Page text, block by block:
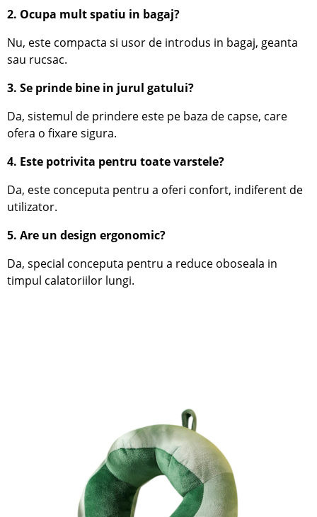
2. Ocupa mult spatiu in bagaj?
Nu, este compacta si usor de introdus in bagaj, geanta
sau rucsac.
3. Se prinde bine in jurul gatului?
Da, sistemul de prindere este pe baza de capse, care
ofera o fixare sigura.
4. Este potrivita pentru toate varstele?
Da, este conceputa pentru a oferi confort, indiferent de
utilizator.
5. Are un design ergonomic?
Da, special conceputa pentru a reduce oboseala in
timpul calatoriilor lungi.